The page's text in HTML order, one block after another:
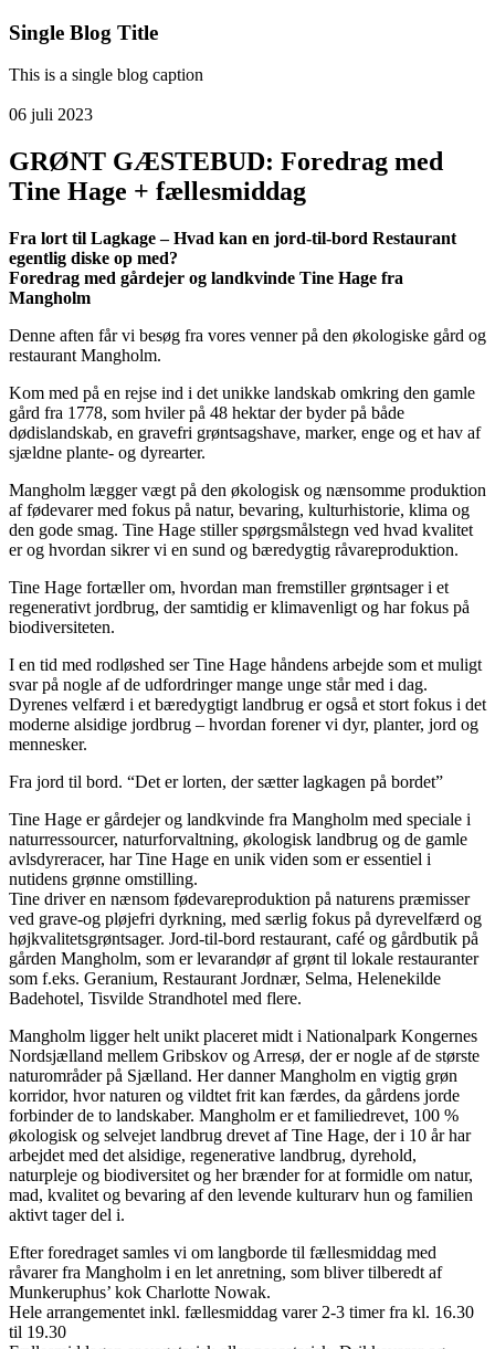
Single Blog Title
This is a single blog caption
06 juli 2023
GRØNT GÆSTEBUD: Foredrag med
Tine Hage + fællesmiddag
Fra lort til Lagkage – Hvad kan en jord-til-bord Restaurant
egentlig diske op med?
Foredrag med gårdejer og landkvinde Tine Hage fra
Mangholm
Denne aften får vi besøg fra vores venner på den økologiske gård og
restaurant Mangholm.
Kom med på en rejse ind i det unikke landskab omkring den gamle
gård fra 1778, som hviler på 48 hektar der byder på både
dødislandskab, en gravefri grøntsagshave, marker, enge og et hav af
sjældne plante- og dyrearter.
Mangholm lægger vægt på den økologisk og nænsomme produktion
af fødevarer med fokus på natur, bevaring, kulturhistorie, klima og
den gode smag. Tine Hage stiller spørgsmålstegn ved hvad kvalitet
er og hvordan sikrer vi en sund og bæredygtig råvareproduktion.
Tine Hage fortæller om, hvordan man fremstiller grøntsager i et
regenerativt jordbrug, der samtidig er klimavenligt og har fokus på
biodiversiteten.
I en tid med rodløshed ser Tine Hage håndens arbejde som et muligt
svar på nogle af de udfordringer mange unge står med i dag.
Dyrenes velfærd i et bæredygtigt landbrug er også et stort fokus i det
moderne alsidige jordbrug – hvordan forener vi dyr, planter, jord og
mennesker.
Fra jord til bord. “Det er lorten, der sætter lagkagen på bordet”
Tine Hage er gårdejer og landkvinde fra Mangholm med speciale i
naturressourcer, naturforvaltning, økologisk landbrug og de gamle
avlsdyreracer, har Tine Hage en unik viden som er essentiel i
nutidens grønne omstilling.
Tine driver en nænsom fødevareproduktion på naturens præmisser
ved grave-og pløjefri dyrkning, med særlig fokus på dyrevelfærd og
højkvalitetsgrøntsager. Jord-til-bord restaurant, café og gårdbutik på
gården Mangholm, som er levarandør af grønt til lokale restauranter
som f.eks. Geranium, Restaurant Jordnær, Selma, Helenekilde
Badehotel, Tisvilde Strandhotel med flere.
Mangholm ligger helt unikt placeret midt i Nationalpark Kongernes
Nordsjælland mellem Gribskov og Arresø, der er nogle af de største
naturområder på Sjælland. Her danner Mangholm en vigtig grøn
korridor, hvor naturen og vildtet frit kan færdes, da gårdens jorde
forbinder de to landskaber. Mangholm er et familiedrevet, 100 %
økologisk og selvejet landbrug drevet af Tine Hage, der i 10 år har
arbejdet med det alsidige, regenerative landbrug, dyrehold,
naturpleje og biodiversitet og her brænder for at formidle om natur,
mad, kvalitet og bevaring af den levende kulturarv hun og familien
aktivt tager del i.
Efter foredraget samles vi om langborde til fællesmiddag med
råvarer fra Mangholm i en let anretning, som bliver tilberedt af
Munkeruphus’ kok Charlotte Nowak.
Hele arrangementet inkl. fællesmiddag varer 2-3 timer fra kl. 16.30
til 19.30